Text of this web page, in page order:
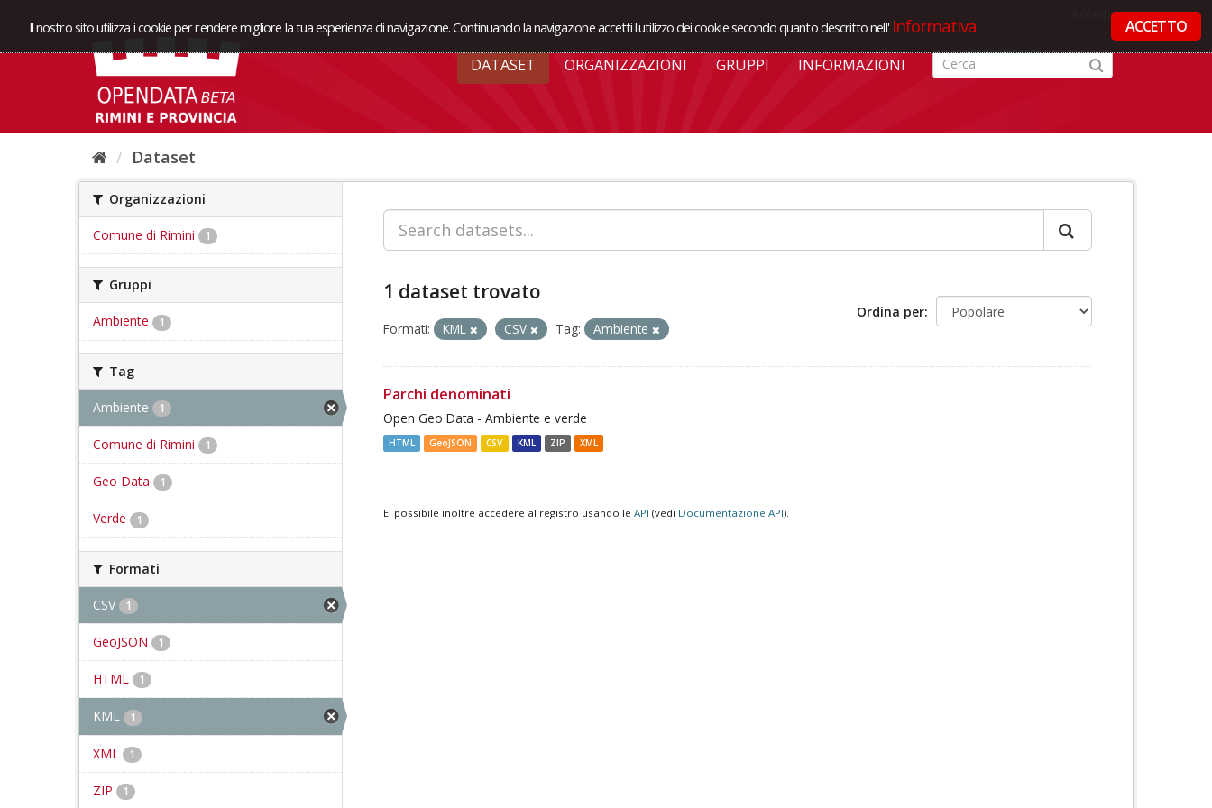
Il nostro sito utilizza i cookie per rendere migliore la tua esperienza di navigazione. Continuando la navigazione accetti l'utilizzo dei cookie secondo quanto descritto nell' Informativa ACCETTO
DATASET ORGANIZZAZIONI GRUPPI INFORMAZIONI
Dataset
Organizzazioni
Comune di Rimini 1
Gruppi
Ambiente 1
Tag
Ambiente 1
Comune di Rimini 1
Geo Data 1
Verde 1
Formati
CSV 1
GeoJSON 1
HTML 1
KML 1
XML 1
ZIP 1
Ordina per
1 dataset trovato
Formati: KML CSV Tag: Ambiente
Parchi denominati
Open Geo Data - Ambiente e verde
HTML GeoJSON CSV KML ZIP XML
E' possibile inoltre accedere al registro usando le API (vedi Documentazione API).